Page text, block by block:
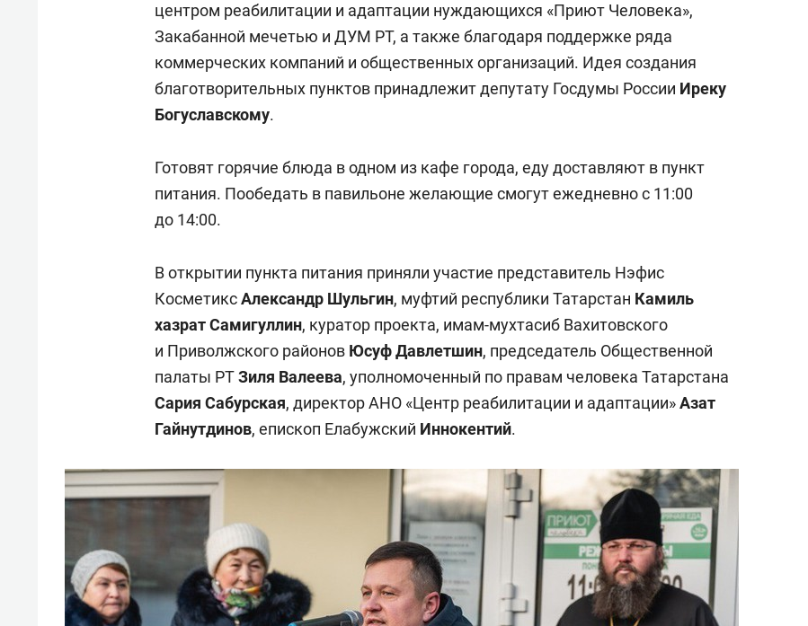
центром реабилитации и адаптации нуждающихся «Приют Человека»,
Закабанной мечетью и ДУМ РТ, а также благодаря поддержке ряда
коммерческих компаний и общественных организаций. Идея создания
благотворительных пунктов принадлежит депутату Госдумы России Иреку
Богуславскому.
Готовят горячие блюда в одном из кафе города, еду доставляют в пункт
питания. Пообедать в павильоне желающие смогут ежедневно с 11:00
до 14:00.
В открытии пункта питания приняли участие представитель Нэфис
КосметиксАлександр Шульгин, муфтий республики Татарстан Камиль
хазрат Самигуллин, куратор проекта, имам-мухтасиб Вахитовского
и Приволжского районов Юсуф Давлетшин, председатель Общественной
палаты РТЗиля Валеева, уполномоченный по правам человека Татарстана
Сария Сабурская, директор АНО «Центр реабилитации и адаптации»Азат
Гайнутдинов, епископ Елабужский Иннокентий.
«Директорский невроз» –
когда человек не считает
свою сверхнагрузку
Дизайнер-прораб Наталья
Наседкина: «Ремонт вместе
с мебелью за 2 миллиона –
Как выжить ребенку без
гаджета и научить его
самостоятельности за 18